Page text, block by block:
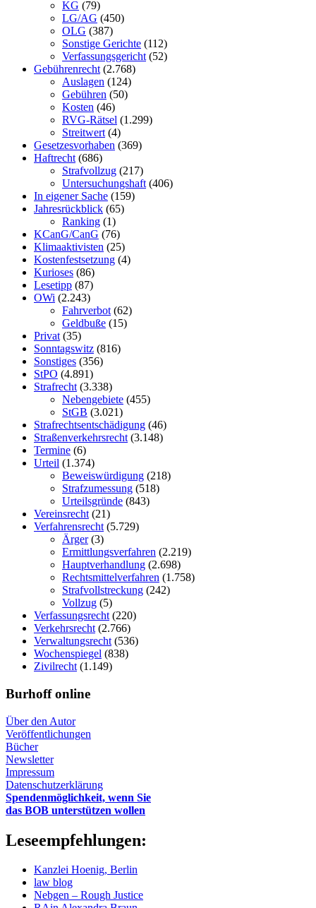
KG (79)
LG/AG (450)
OLG (387)
Sonstige Gerichte (112)
Verfassungsgericht (52)
Gebührenrecht (2.768)
Auslagen (124)
Gebühren (50)
Kosten (46)
RVG-Rätsel (1.299)
Streitwert (4)
Gesetzesvorhaben (369)
Haftrecht (686)
Strafvollzug (217)
Untersuchungshaft (406)
In eigener Sache (159)
Jahresrückblick (65)
Ranking (1)
KCanG/CanG (76)
Klimaaktivisten (25)
Kostenfestsetzung (4)
Kurioses (86)
Lesetipp (87)
OWi (2.243)
Fahrverbot (62)
Geldbuße (15)
Privat (35)
Sonntagswitz (816)
Sonstiges (356)
StPO (4.891)
Strafrecht (3.338)
Nebengebiete (455)
StGB (3.021)
Strafrechtsentschädigung (46)
Straßenverkehrsrecht (3.148)
Termine (6)
Urteil (1.374)
Beweiswürdigung (218)
Strafzumessung (518)
Urteilsgründe (843)
Vereinsrecht (21)
Verfahrensrecht (5.729)
Ärger(3)
Ermittlungsverfahren (2.219)
Hauptverhandlung (2.698)
Rechtsmittelverfahren (1.758)
Strafvollstreckung (242)
Vollzug (5)
Verfassungsrecht (220)
Verkehrsrecht (2.766)
Verwaltungsrecht (536)
Wochenspiegel (838)
Zivilrecht (1.149)
Burhoff online
Über den Autor
Veröffentlichungen
Bücher
Newsletter
Impressum
Datenschutzerklärung
Spendenmöglichkeit, wenn Sie
das BOB unterstützen wollen
Leseempfehlungen:
Kanzlei Hoenig, Berlin
law blog
Nebgen – Rough Justice